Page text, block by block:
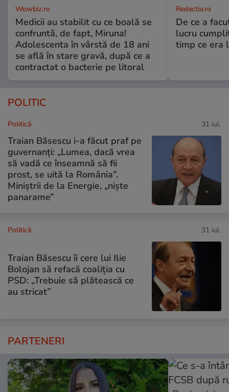
Wowbiz.ro
Medicii au stabilit cu ce boală se
confruntă, de fapt, Miruna!
Adolescenta în vârstă de 18 ani
se află în stare gravă, după ce a
contractat o bacterie pe litoral
Redactia.ro
De ce a
lucru
timp ce era
POLITIC
Politică 31 iul.
Traian Băsescu i-a făcut praf pe
guvernanți: „Lumea, dacă vrea
să vadă ce înseamnă să fii
prost, se uită la România”.
Miniștrii de la Energie, „niște
panarame”
Politică 31 iul.
Traian Băsescu îi cere lui Ilie
Bolojan să refacă coaliția cu
PSD: „Trebuie să plătească ce
au stricat”
PARTENERI